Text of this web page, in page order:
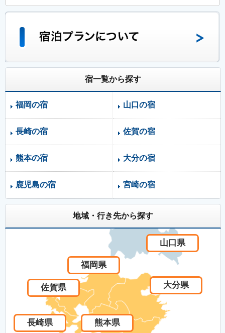
宿一覧から探す
福岡の宿 山口の宿
長崎の宿 佐賀の宿
熊本の宿 大分の宿
鹿児島の宿 宮崎の宿
地域・行き先から探す
山口県
福岡県
佐賀県
長崎県
大分県
熊本県